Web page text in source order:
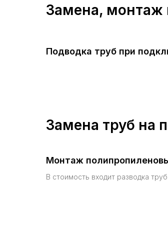
Замена, монтаж
Подводка труб при
Замена труб на
Монтаж
В стоимость входит разводка